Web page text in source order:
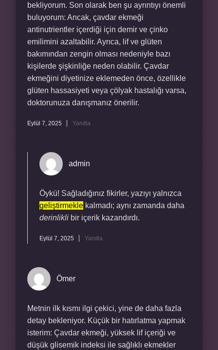
bekliyorum. Son olarak ben şu ayrıntıyı önemli
buluyorum: Ancak, çavdar ekmeği
antinutrientler içerdiği için demir ve çinko
emilimini azaltabilir. Ayrıca, lif ve glüten
bakımından zengin olması nedeniyle bazı
kişilerde şişkinliğe neden olabilir. Çavdar
ekmeğini diyetinize eklemeden önce, özellikle
glüten hassasiyeti veya çölyak hastalığı varsa,
doktorunuza danışmanız önerilir.
Eylül 7, 2025 Yanıtla
admin
Öykü! Sağladığınız fikirler, yazıyı yalnızca
geliştirmekle kalmadı; aynı zamanda daha
derinlikli bir içerik kazandırdı.
Eylül 7, 2025 Yanıtla
Ömer
Metnin ilk kısmı ilgi çekici, yine de daha fazla
detay bekleniyor. Küçük bir hatırlatma yapmak
isterim: Çavdar ekmeği, yüksek lif içeriği ve
düşük glisemik indeksi ile sağlıklı ekmekler